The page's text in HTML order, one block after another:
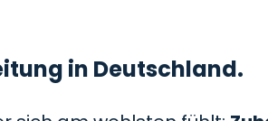
in Deutschland.